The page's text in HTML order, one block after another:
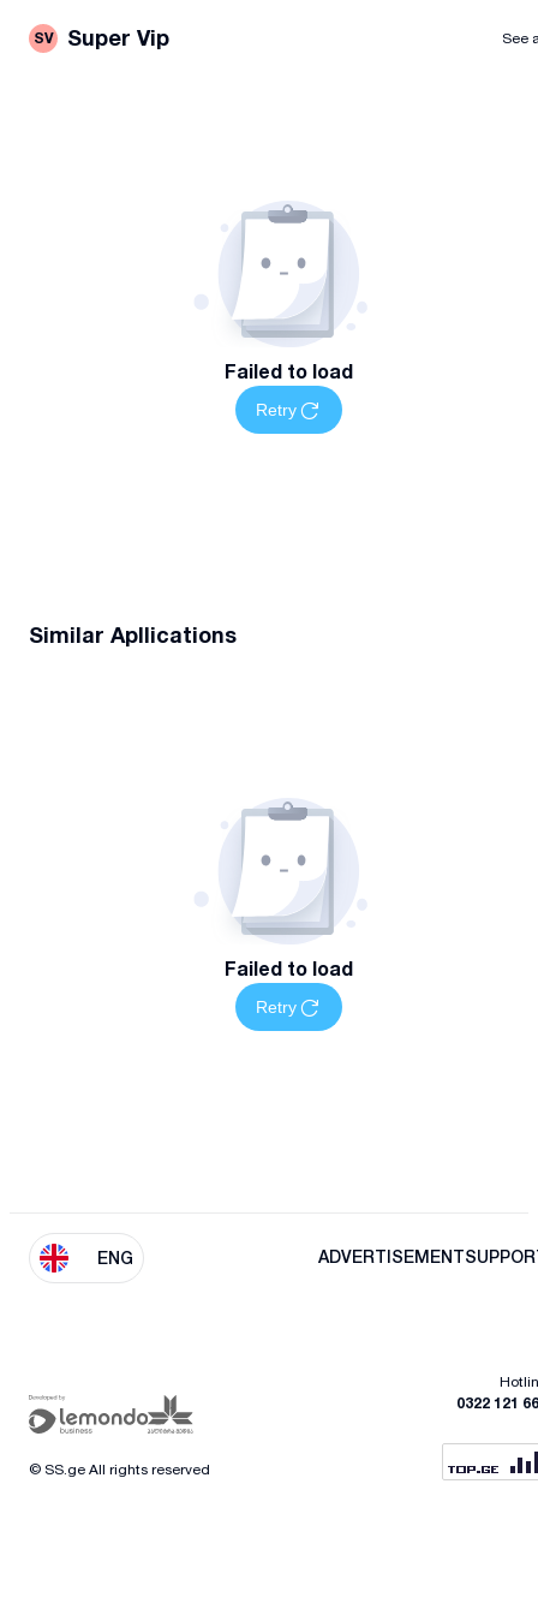
SV Super Vip See
Failed to load
Retry
Similar Apllications
Failed to load
Retry
ENG ADVERTISEMENT
0322 121
© SS.ge All rights reserved